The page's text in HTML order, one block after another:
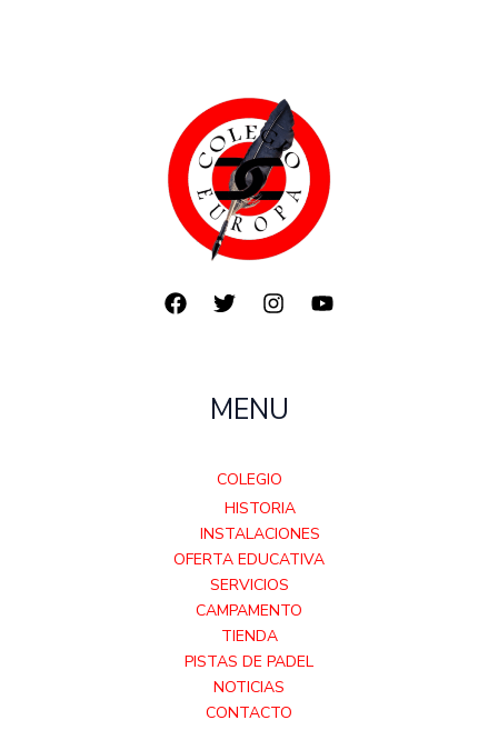
MENU
COLEGIO
HISTORIA
INSTALACIONES
OFERTA EDUCATIVA
SERVICIOS
CAMPAMENTO
TIENDA
PISTAS DE PADEL
NOTICIAS
CONTACTO